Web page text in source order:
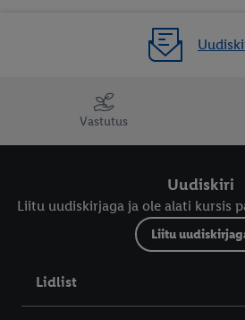
LUPILU: Beebid, lapsed &
Vastutus
Uudiskiri
Liitu uudiskirjaga ja ole alati kursis
Liitu
Lidlist